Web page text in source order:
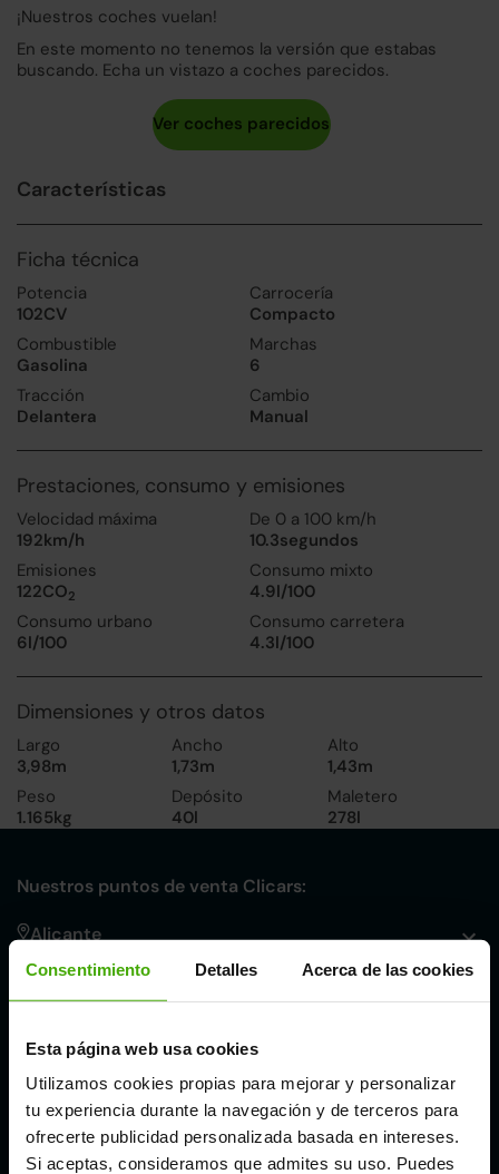
Consentimiento Detalles Acerca de las cookies
Esta página web usa cookies
Utilizamos cookies propias para mejorar y personalizar
tu experiencia durante la navegación y de terceros para
ofrecerte publicidad personalizada basada en intereses.
Si aceptas, consideramos que admites su uso. Puedes
¡Nuestros coches vuelan!
En este momento no tenemos la versión que estabas
buscando. Echa un vistazo a coches parecidos.
Características
Ficha técnica
Potencia
102CV
Carrocería
Compacto
Combustible
Gasolina
Marchas
6
Tracción
Delantera
Cambio
Manual
Prestaciones, consumo y emisiones
Velocidad máxima
192km/h
De 0 a 100 km/h
10.3segundos
Emisiones
122CO2
Consumo mixto
4.9l/100
Consumo urbano
6l/100
Consumo carretera
4.3l/100
Dimensiones y otros datos
Largo
3,98m
Ancho
1,73m
Alto
1,43m
Peso
1.165kg
Depósito
40l
Maletero
278l
Nuestros puntos de venta Clicars:
Alicante
Córdoba
Málaga